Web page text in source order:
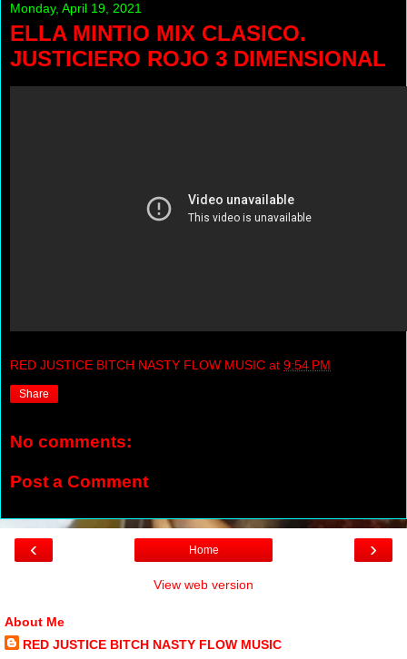
Monday, April 19, 2021
ELLA MINTIO MIX CLASICO.
JUSTICIERO ROJO 3 DIMENSIONAL
RED JUSTICE BITCH NASTY FLOW MUSIC at 9:54 PM
Share
No comments:
Post a Comment
‹ ›
Home
View web version
About Me
RED JUSTICE BITCH NASTY FLOW MUSIC